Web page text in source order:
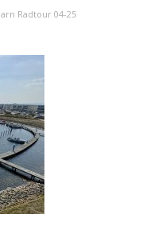
Radtour 04-25